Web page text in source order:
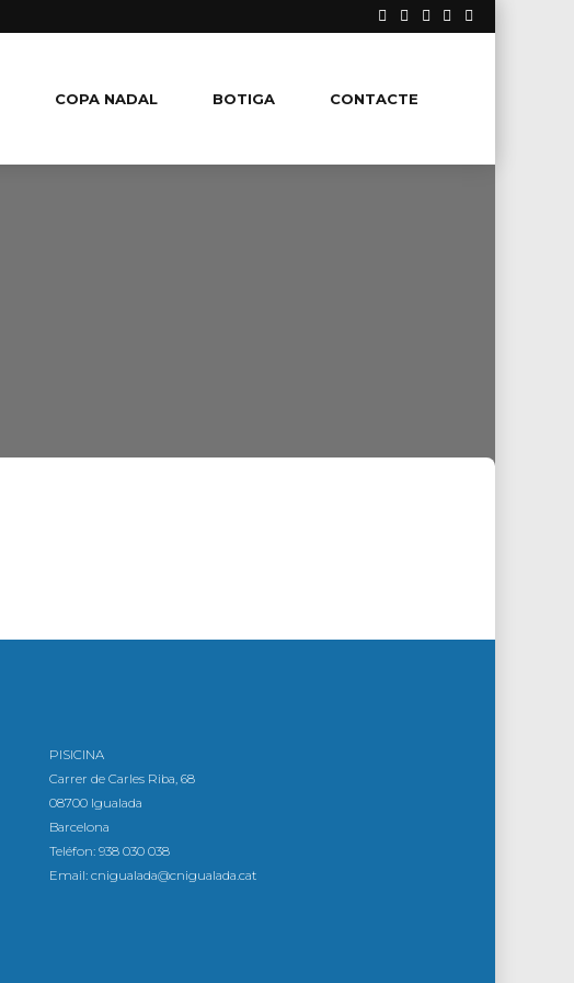
COPA NADAL BOTIGA CONTACTE
PISICINA
Carrer de Carles Riba, 68
08700 Igualada
Barcelona
Teléfon: 938 030 038
Email: cnigualada@cnigualada.cat